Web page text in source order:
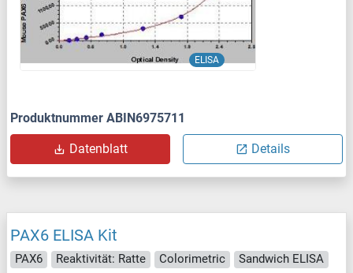
ELISA
Produktnummer ABIN6975711
Datenblatt Details
PAX6 ELISA Kit
PAX6 Reaktivität: Ratte Colorimetric
Sandwich ELISA